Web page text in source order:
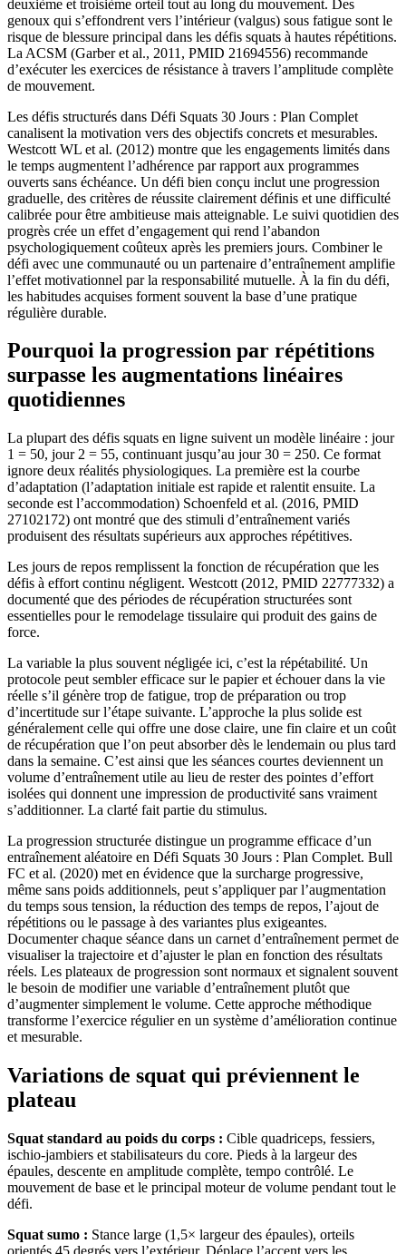
deuxième et troisième orteil tout au long du mouvement. Des
genoux qui s’effondrent vers l’intérieur (valgus) sous fatigue sont le
risque de blessure principal dans les défis squats à hautes répétitions.
La ACSM (Garber et al., 2011, PMID 21694556) recommande
d’exécuter les exercices de résistance à travers l’amplitude complète
de mouvement.
Les défis structurés dans Défi Squats 30 Jours : Plan Complet
canalisent la motivation vers des objectifs concrets et mesurables.
Westcott WL et al. (2012) montre que les engagements limités dans
le temps augmentent l’adhérence par rapport aux programmes
ouverts sans échéance. Un défi bien conçu inclut une progression
graduelle, des critères de réussite clairement définis et une difficulté
calibrée pour être ambitieuse mais atteignable. Le suivi quotidien des
progrès crée un effet d’engagement qui rend l’abandon
psychologiquement coûteux après les premiers jours. Combiner le
défi avec une communauté ou un partenaire d’entraînement amplifie
l’effet motivationnel par la responsabilité mutuelle. À la fin du défi,
les habitudes acquises forment souvent la base d’une pratique
régulière durable.
Pourquoi la progression par répétitions
surpasse les augmentations linéaires
quotidiennes
La plupart des défis squats en ligne suivent un modèle linéaire : jour
1 = 50, jour 2 = 55, continuant jusqu’au jour 30 = 250. Ce format
ignore deux réalités physiologiques. La première est la courbe
d’adaptation (l’adaptation initiale est rapide et ralentit ensuite. La
seconde est l’accommodation) Schoenfeld et al. (2016, PMID
27102172) ont montré que des stimuli d’entraînement variés
produisent des résultats supérieurs aux approches répétitives.
Les jours de repos remplissent la fonction de récupération que les
défis à effort continu négligent. Westcott (2012, PMID 22777332) a
documenté que des périodes de récupération structurées sont
essentielles pour le remodelage tissulaire qui produit des gains de
force.
La variable la plus souvent négligée ici, c’est la répétabilité. Un
protocole peut sembler efficace sur le papier et échouer dans la vie
réelle s’il génère trop de fatigue, trop de préparation ou trop
d’incertitude sur l’étape suivante. L’approche la plus solide est
généralement celle qui offre une dose claire, une fin claire et un coût
de récupération que l’on peut absorber dès le lendemain ou plus tard
dans la semaine. C’est ainsi que les séances courtes deviennent un
volume d’entraînement utile au lieu de rester des pointes d’effort
isolées qui donnent une impression de productivité sans vraiment
s’additionner. La clarté fait partie du stimulus.
La progression structurée distingue un programme efficace d’un
entraînement aléatoire en Défi Squats 30 Jours : Plan Complet. Bull
FC et al. (2020) met en évidence que la surcharge progressive,
même sans poids additionnels, peut s’appliquer par l’augmentation
du temps sous tension, la réduction des temps de repos, l’ajout de
répétitions ou le passage à des variantes plus exigeantes.
Documenter chaque séance dans un carnet d’entraînement permet de
visualiser la trajectoire et d’ajuster le plan en fonction des résultats
réels. Les plateaux de progression sont normaux et signalent souvent
le besoin de modifier une variable d’entraînement plutôt que
d’augmenter simplement le volume. Cette approche méthodique
transforme l’exercice régulier en un système d’amélioration continue
et mesurable.
Variations de squat qui préviennent le
plateau
Squat standard au poids du corps : Cible quadriceps, fessiers,
ischio-jambiers et stabilisateurs du core. Pieds à la largeur des
épaules, descente en amplitude complète, tempo contrôlé. Le
mouvement de base et le principal moteur de volume pendant tout le
défi.
Squat sumo : Stance large (1,5× largeur des épaules), orteils